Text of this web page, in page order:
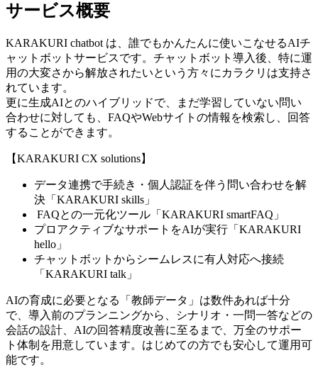
サービス概要
KARAKURI chatbot は、誰でもかんたんに使いこなせるAIチ
ャットボットサービスです。チャットボット導入後、特に運
用の大変さから解放されたいという方々にカラクリは支持さ
れています。
更に生成AIとのハイブリッドで、まだ学習していない問い
合わせに対しても、FAQやWebサイトの情報を検索し、回答
することができます。
【KARAKURI CX solutions】
データ連携で手続き・個人認証を伴う問い合わせを解
決「KARAKURI skills」
FAQとの一元化ツール「KARAKURI smartFAQ」
プロアクティブなサポートをAIが実行「KARAKURI
hello」
チャットボットからシームレスに有人対応へ接続
「KARAKURI talk」
AIの育成に必要となる「教師データ」は数件あれば十分
で、導入前のプランニングから、シナリオ・一問一答などの
会話の設計、AIの回答精度改善に至るまで、万全のサポー
ト体制を用意しています。はじめての方でも安心して運用可
能です。